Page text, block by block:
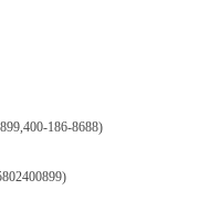
186-8688)